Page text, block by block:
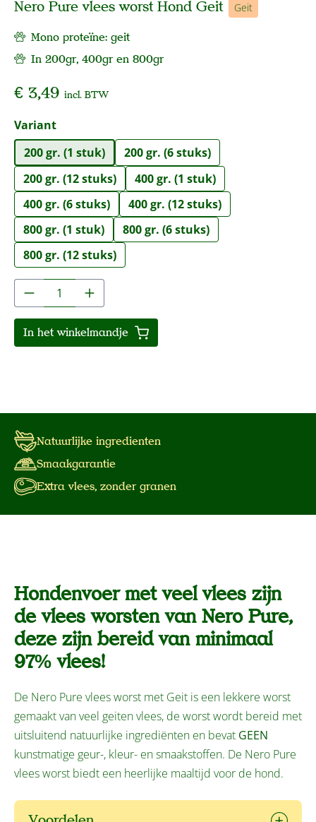
Nero Pure vlees worst Hond Geit Geit
Mono proteïne: geit
In 200gr, 400gr en 800gr
€ 3,49 incl. BTW
Selecteer
Variant
200 gr. (1 stuk)
200 gr. (6 stuks)
200 gr. (12 stuks)
400 gr. (1 stuk)
400 gr. (6 stuks)
400 gr. (12 stuks)
800 gr. (1 stuk)
800 gr. (6 stuks)
800 gr. (12 stuks)
Producthoeveelheid: Voer de gewenste
In het winkelmandje
Natuurlijke ingredienten
Smaakgarantie
Extra vlees, zonder granen
Hondenvoer met veel vlees zijn
de vlees worsten van Nero Pure,
deze zijn bereid van minimaal
97% vlees!
De Nero Pure vlees worst met Geit is een lekkere worst
gemaakt van veel geiten vlees, de worst wordt bereid met
uitsluitend natuurlijke ingrediënten en bevat GEEN
kunstmatige geur-, kleur- en smaakstoffen. De Nero Pure
vlees worst biedt een heerlijke maaltijd voor de hond.